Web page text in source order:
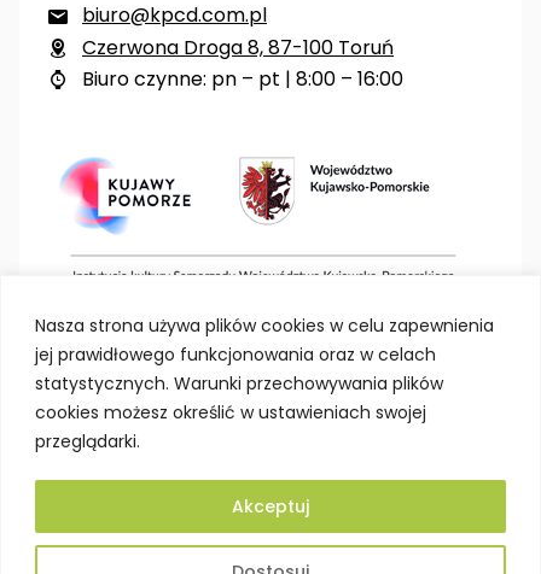
Nasza strona używa plików cookies w celu zapewnienia
jej prawidłowego funkcjonowania oraz w celach
statystycznych. Warunki przechowywania plików
cookies możesz określić w ustawieniach swojej
przeglądarki.
Akceptuj
 biuro@kpcd.com.pl
 Czerwona Droga 8, 87-100 Toruń
 Biuro czynne: pn – pt | 8:00 – 16:00
Deklaracja dostępności
Polityka prywatności